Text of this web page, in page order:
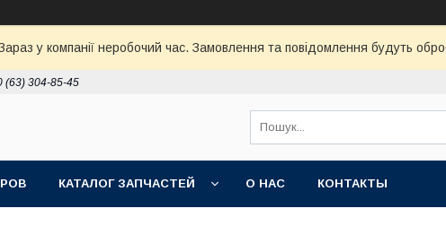
у компанії неробочий час. Замовлення та повідомлення будуть
(63) 304-85-45
КАТАЛОГ ЗАПЧАСТЕЙ О НАС КОНТАКТЫ